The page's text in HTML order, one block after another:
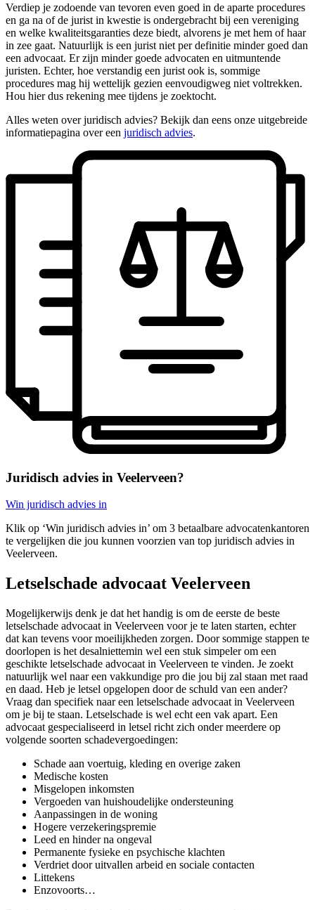
Verdiep je zodoende van tevoren even goed in de aparte procedures
en ga na of de jurist in kwestie is ondergebracht bij een vereniging
en welke kwaliteitsgaranties deze biedt, alvorens je met hem of haar
in zee gaat. Natuurlijk is een jurist niet per definitie minder goed dan
een advocaat. Er zijn minder goede advocaten en uitmuntende
juristen. Echter, hoe verstandig een jurist ook is, sommige
procedures mag hij wettelijk gezien eenvoudigweg niet voltrekken.
Hou hier dus rekening mee tijdens je zoektocht.
Alles weten over juridisch advies? Bekijk dan eens onze uitgebreide
informatiepagina over een juridisch advies.
Juridisch advies in Veelerveen?
Win juridisch advies in
Klik op ‘Win juridisch advies in’ om 3 betaalbare advocatenkantoren
te vergelijken die jou kunnen voorzien van top juridisch advies in
Veelerveen.
Letselschade advocaat Veelerveen
Mogelijkerwijs denk je dat het handig is om de eerste de beste
letselschade advocaat in Veelerveen voor je te laten starten, echter
dat kan tevens voor moeilijkheden zorgen. Door sommige stappen te
doorlopen is het desalniettemin wel een stuk simpeler om een
geschikte letselschade advocaat in Veelerveen te vinden. Je zoekt
natuurlijk wel naar een vakkundige pro die jou bij zal staan met raad
en daad. Heb je letsel opgelopen door de schuld van een ander?
Vraag dan specifiek naar een letselschade advocaat in Veelerveen
om je bij te staan. Letselschade is wel echt een vak apart. Een
advocaat gespecialiseerd in letsel richt zich onder meerdere op
volgende soorten schadevergoedingen:
Schade aan voertuig, kleding en overige zaken
Medische kosten
Misgelopen inkomsten
Vergoeden van huishoudelijke ondersteuning
Aanpassingen in de woning
Hogere verzekeringspremie
Leed en hinder na ongeval
Permanente fysieke en psychische klachten
Verdriet door uitvallen arbeid en sociale contacten
Littekens
Enzovoorts…